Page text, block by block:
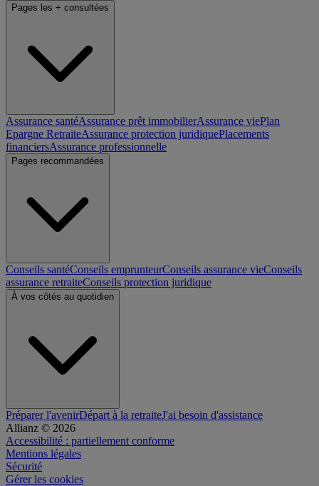
Pages les + consultées
Assurance santéAssurance prêt immobilierAssurance viePlan
Epargne RetraiteAssurance protection juridiquePlacements
financiersAssurance professionnelle
Pages recommandées
Conseils santéConseils emprunteurConseils assurance vieConseils
assurance retraiteConseils protection juridique
À vos côtés au quotidien
Préparer l'avenirDépart à la retraiteJ'ai besoin d'assistance
Allianz © 2026
Accessibilité : partiellement conforme
Mentions légales
Sécurité
Gérer les cookies